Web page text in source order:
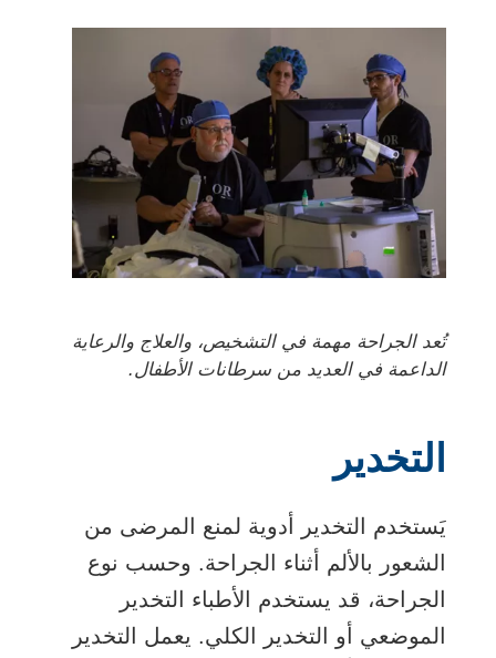
تُعد الجراحة مهمة في التشخيص، والعلاج والرعاية
الداعمة في العديد من سرطانات الأطفال.
التخدير
يَستخدم التخدير أدوية لمنع المرضى من
الشعور بالألم أثناء الجراحة. وحسب نوع
الجراحة، قد يستخدم الأطباء التخدير
الموضعي أو التخدير الكلي. يعمل التخدير